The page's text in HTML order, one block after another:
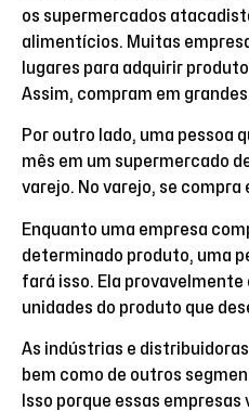
os supermercados
alimentícios. Muitas
lugares para adquirir
Assim, compram em
Por outro lado, uma pessoa
mês em um supermercado
varejo. No varejo, se
Enquanto uma empresa
determinado produto, uma
fará isso. Ela
unidades do produto que
As indústrias e
bem como de outros
Isso porque essas